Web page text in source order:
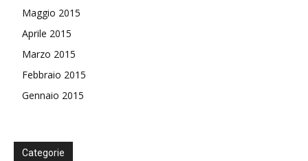
Maggio 2015
Aprile 2015
Marzo 2015
Febbraio 2015
Gennaio 2015
Categorie